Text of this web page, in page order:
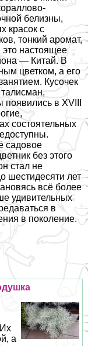
белизны,
красок с
тонкий аромат,
настоящее
— Китай. В
цветком, а его
Кусочек
в XVIII
состоятельных
садовое
без этого
стал не
шестидесяти лет
всё более
удивительных
в
в поколение.
а